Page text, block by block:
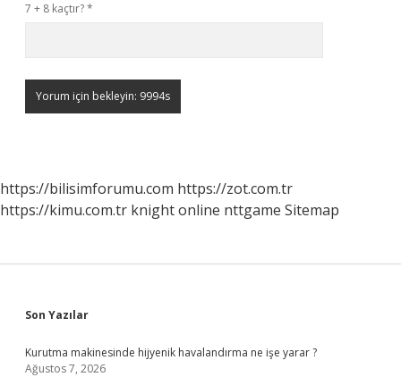
7 + 8 kaçtır?*
https://bilisimforumu.com https://zot.com.tr
https://kimu.com.tr knight online nttgame Sitemap
Sidebar
Son Yazılar
Kurutma makinesinde hijyenik havalandırma ne işe yarar ?
Ağustos 7, 2026